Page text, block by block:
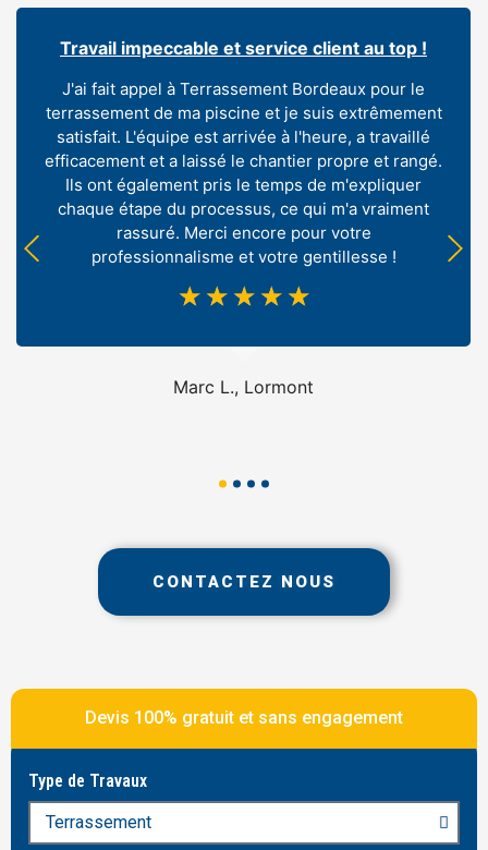
Marc L., Lormont
Travail impeccable et service client au top !
J'ai fait appel à Terrassement Bordeaux pour le
terrassement de ma piscine et je suis extrêmement
satisfait. L'équipe est arrivée à l'heure, a travaillé
efficacement et a laissé le chantier propre et rangé.
Ils ont également pris le temps de m'expliquer
chaque étape du processus, ce qui m'a vraiment
rassuré. Merci encore pour votre
professionnalisme et votre gentillesse !
☆ ☆ ☆ ☆ ☆
CONTACTEZ NOUS
Devis 100% gratuit et sans engagement
Type de Travaux